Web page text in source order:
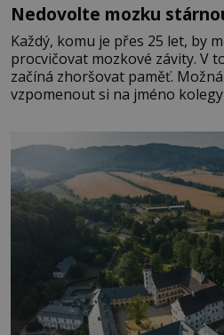
Nedovolte mozku
Každý, komu je přes 25 let, by
procvičovat mozkové závity. V
začíná zhoršovat paměť.
vzpomenout si na jméno
Je to opravdu tak, s věkem
rozhodla stávkovat. Cvičte